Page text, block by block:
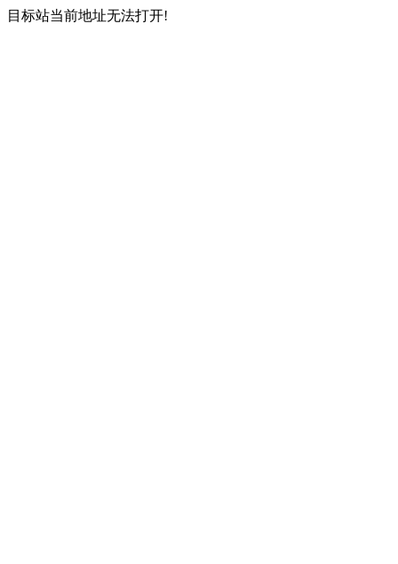
目标站当前地址无法打开!